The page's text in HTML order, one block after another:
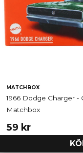
MATCHBOX
1966 Dodge Charger -
Matchbox
59 kr